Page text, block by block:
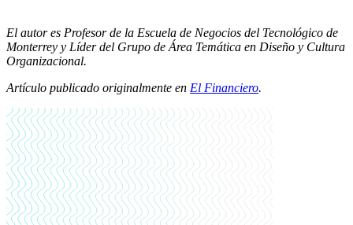
El autor es Profesor de la Escuela de Negocios del Tecnológico de
Monterrey y Líder del Grupo de Área Temática en Diseño y Cultura
Organizacional.
Artículo publicado originalmente en El Financiero.